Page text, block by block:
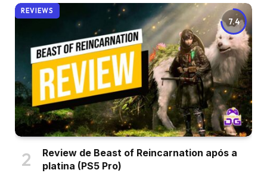
7.4
REVIEWS
Review de Beast of Reincarnation após a
platina (PS5 Pro)